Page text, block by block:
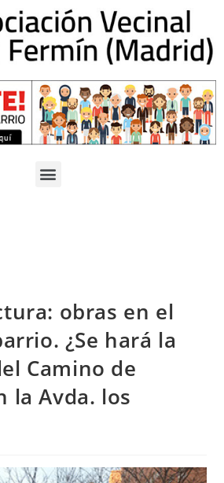
obras en el
¿Se hará la
Camino de
la Avda. los